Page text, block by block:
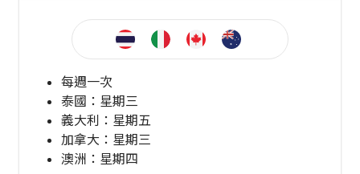
每週一次
泰國：星期三
義大利：星期五
加拿大：星期三
澳洲：星期四